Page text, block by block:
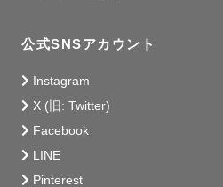
公式SNSアカウント
Instagram
X (旧: Twitter)
Facebook
LINE
Pinterest